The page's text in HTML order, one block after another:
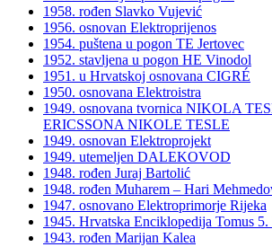
1958. rođen Slavko Vujević
1956. osnovan Elektroprijenos
1954. puštena u pogon TE Jertovec
1952. stavljena u pogon HE Vinodol
1951. u Hrvatskoj osnovana CIGRÉ
1950. osnovana Elektroistra
1949. osnovana tvornica NIKOLA
ERICSSONA NIKOLE TESLE
1949. osnovan Elektroprojekt
1949. utemeljen DALEKOVOD
1948. rođen Juraj Bartolić
1948. rođen Muharem – Hari
1947. osnovano Elektroprimorje Rijeka
1945. Hrvatska Enciklopedija Tomus
1943. rođen Marijan Kalea